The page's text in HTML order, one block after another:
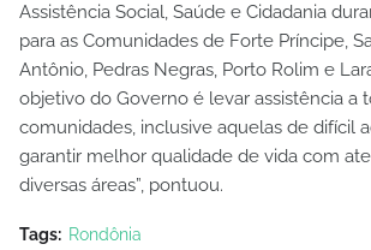
Assistência Social, Saúde e Cidadania
para as Comunidades de Forte Príncipe,
Antônio, Pedras Negras, Porto Rolim e
objetivo do Governo é levar assistência a
comunidades, inclusive aquelas de difícil
garantir melhor qualidade de vida com
diversas áreas”, pontuou.
Tags: Rondônia